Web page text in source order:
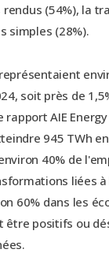
(54%), la
simples (28%).
soit près de
rapport AIE
945 TWh
40% de
liées à
60% dans les
être positifs ou